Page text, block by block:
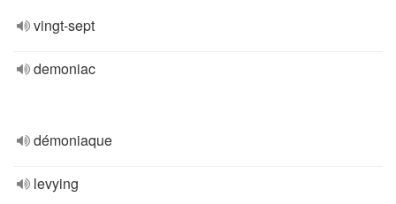
vingt-sept
demoniac
démoniaque
levying